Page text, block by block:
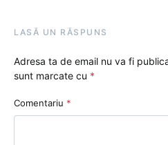
LASĂ UN RĂSPUNS
Adresa ta de email nu va fi
sunt marcate cu *
Comentariu *